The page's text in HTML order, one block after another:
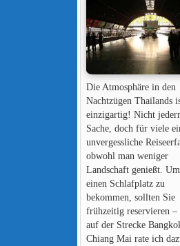
Die Atmosphäre in den
Nachtzügen Thailands
einzigartig! Nicht
Sache, doch für viele
unvergessliche
obwohl man weniger
Landschaft genießt.
einen Schlafplatz zu
bekommen, sollten Sie
frühzeitig reservieren –
auf der Strecke
Chiang Mai rate ich